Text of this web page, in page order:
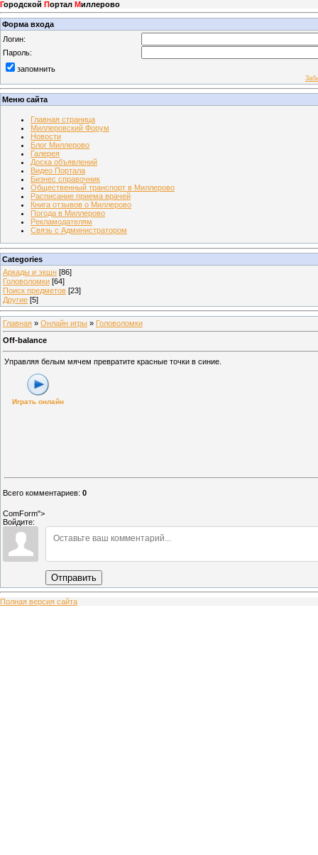
Городской Портал Миллерово
Форма входа
Логин:
Пароль:
запомнить
Меню сайта
Главная страница
Миллеровский Форум
Новости
Блог Миллерово
Галерея
Доска объявлений
Видео Портала
Бизнес справочник
Общественный транспорт в Миллерово
Расписание приема врачей
Книга отзывов о Миллерово
Погода в Миллерово
Рекламодателям
Связь с Администратором
Categories
Аркады и экшн [86]
Головоломки [64]
Поиск предметов [23]
Другие [5]
Главная » Онлайн игры » Головоломки
Off-balance
Управляя белым мячем превратите красные точки в синие.
Играть онлайн
Всего комментариев: 0
ComForm">
Войдите:
Отправить
Полная версия сайта